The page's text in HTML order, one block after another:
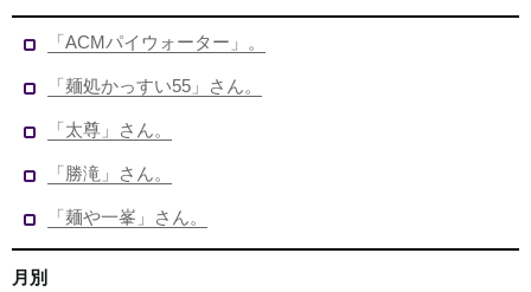
「ACMパイウォーター」。
「麺処かっすい55」さん。
「太尊」さん。
「勝滝」さん。
「麺や一峯」さん。
月別